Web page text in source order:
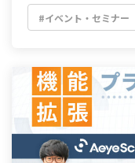
#イベント・セミナー